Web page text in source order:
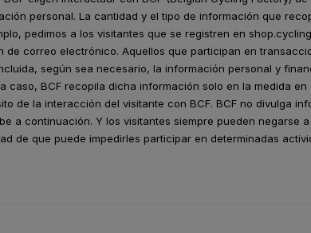
personal. La cantidad y el tipo de información que
pedimos a los visitantes que se registren en
de correo electrónico. Aquellos que participan en
según sea necesario, la información personal y
caso, BCF recopila dicha información solo en la medida
de la interacción del visitante con BCF. BCF no divulga
a continuación. Y los visitantes siempre pueden negarse
de que puede impedirles participar en determinadas